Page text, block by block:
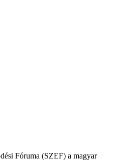
Fóruma (SZEF) a magyar